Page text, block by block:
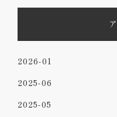
2026-01
2025-06
2025-05